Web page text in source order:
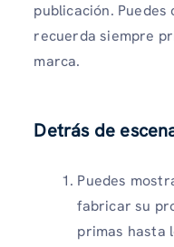
publicación.
recuerda siempre
marca.
Detrás de
Puedes
fabricar su
primas hasta